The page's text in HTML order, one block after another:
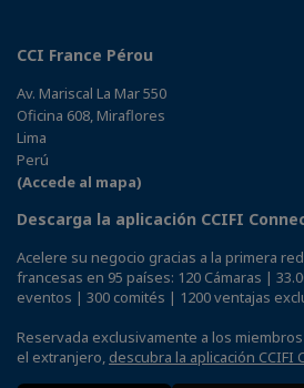
CCI France Pérou
Av. Mariscal La Mar 550
Oficina 608, Miraflores
Lima
Perú
(Accede al mapa)
Descarga la aplicación CCIFI
Acelere su negocio gracias a la primera
francesas en 95 países: 120 Cámaras |
eventos | 300 comités | 1200 ventajas
Reservada exclusivamente a los
el extranjero, descubra la aplicación CCIFI